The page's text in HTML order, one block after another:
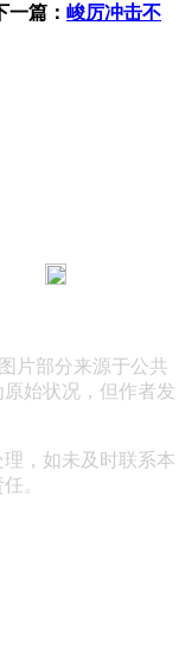
一篇： 峻厉冲击不
片部分来源于公共
始状况，但作者发
，如未及时联系本
。